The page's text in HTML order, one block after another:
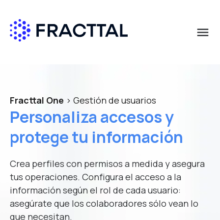
menu
Fracttal One > Gestión de usuarios
Personaliza accesos y
protege tu información
Crea perfiles con permisos a medida y asegura
tus operaciones. Configura el acceso a la
información según el rol de cada usuario:
asegúrate que los colaboradores sólo vean lo
que necesitan.
Apellido*
Correo empresa*
País*
Puesto en la Empresa